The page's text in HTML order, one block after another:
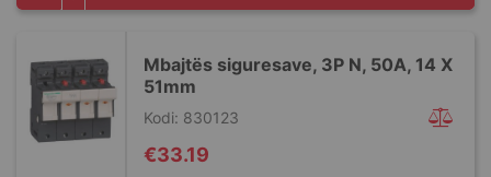
Mbajtës siguresave, 3P N, 50A, 14 X
51mm
Kodi: 830123
€33.19